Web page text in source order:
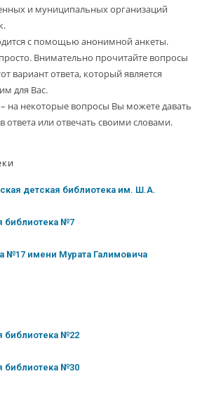
и муниципальных организаций
с помощью анонимной анкеты.
Внимательно прочитайте вопросы
вариант ответа, который является
для Вас.
на некоторые вопросы Вы можете давать
ответа или отвечать своими словами.
детская библиотека им. Ш.А.
библиотека №7
№17 имени Мурата Галимовича
библиотека №22
библиотека №30